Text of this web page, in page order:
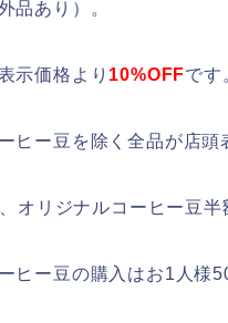
品あり）。
示価格より 10%OFFです
ヒー豆を除く全品が店頭
オリジナルコーヒー豆半
ヒー豆の購入はお1人様